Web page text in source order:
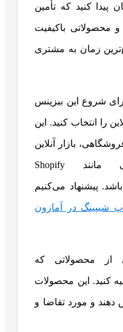
کنید که تأمین
و محصولاتی باکیفیت
زمان به مشتری
شروع این بیزینس
را انتخاب کنید. این
بازار آنلاین
یا پلتفرم‌های معروفی مانند Shopify
،WooCommerce یا Amazon باشد. پیشنهاد می‌کنیم
شیپینگ در آمازون
از محصولاتی که
کنید. این محصولات
دهند و مورد تقاضا و